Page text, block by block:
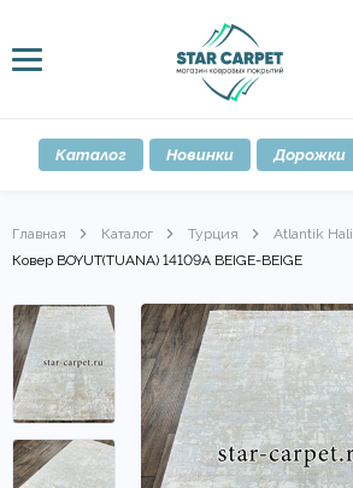
Каталог Новинки Дорожки
Главная Каталог Турция Atlantik Hali
Ковер BOYUT(TUANA) 14109A BEIGE-BEIGE